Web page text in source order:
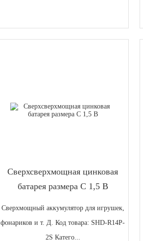
Сверхсверхмощная цинковая
батарея размера C 1,5 В
Сверхмощный аккумулятор для игрушек,
фонариков и т. Д. Код товара: SHD-R14P-
2S Катего...